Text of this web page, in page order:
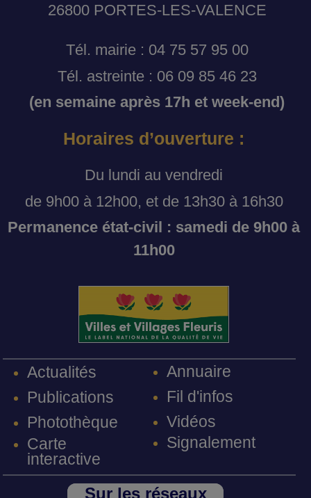
26800 PORTES-LES-VALENCE
Tél. mairie : 04 75 57 95 00
Tél. astreinte : 06 09 85 46 23
(en semaine après 17h et week-end)
Horaires d’ouverture :
Du lundi au vendredi
de 9h00 à 12h00, et de 13h30 à 16h30
Permanence état-civil : samedi de 9h00 à
11h00
Actualités
Publications
Photothèque
Carte
interactive
Annuaire
Fil d'infos
Vidéos
Signalement
Sur les réseaux